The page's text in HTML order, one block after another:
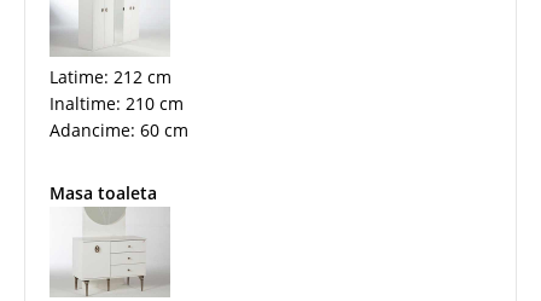
Latime: 212 cm
Inaltime: 210 cm
Adancime: 60 cm
Masa toaleta